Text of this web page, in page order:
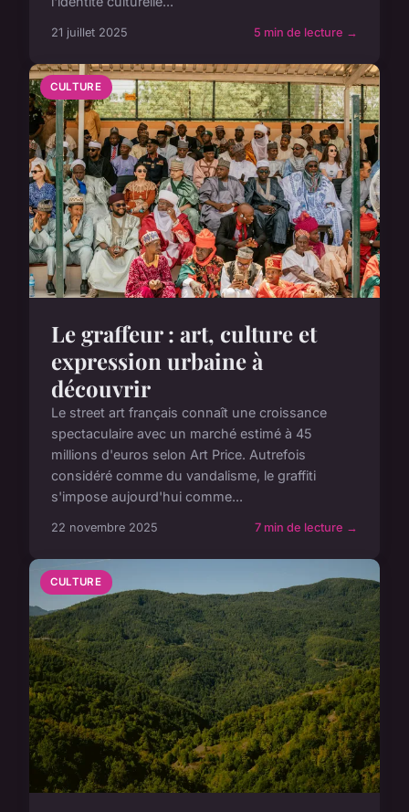
21 juillet 2025 5 min de lecture →
CULTURE
Le graffeur : art, culture et
expression urbaine à
découvrir
Le street art français connaît une croissance
spectaculaire avec un marché estimé à 45
millions d'euros selon Art Price. Autrefois
considéré comme du vandalisme, le graffiti
s'impose aujourd'hui comme...
22 novembre 2025 7 min de lecture →
CULTURE